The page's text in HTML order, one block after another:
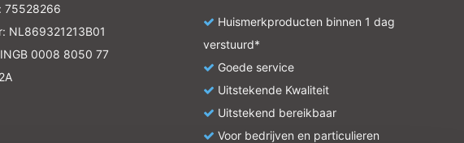
75528266
NL869321213B01
0008 8050 77
Huismerkproducten binnen 1 dag
verstuurd*
Goede service
Uitstekende Kwaliteit
Uitstekend bereikbaar
Voor bedrijven en particulieren